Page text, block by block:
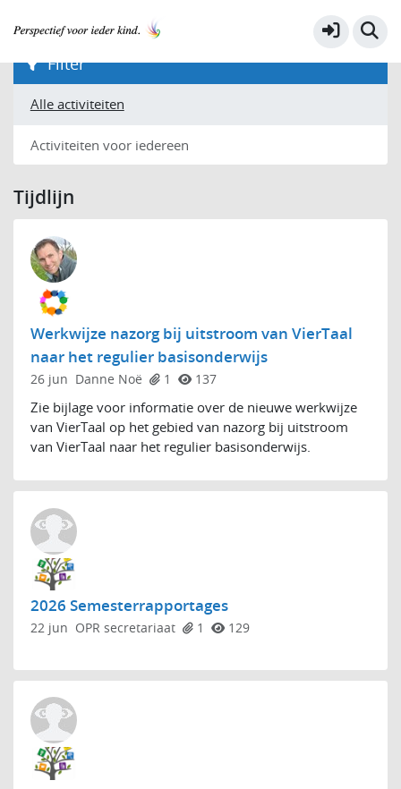
Filters Recent actief
Filter
Alle activiteiten
Activiteiten voor iedereen
Tijdlijn
Werkwijze nazorg bij uitstroom van VierTaal
naar het regulier basisonderwijs
26 jun Danne Noë 1 137
Zie bijlage voor informatie over de nieuwe werkwijze
van VierTaal op het gebied van nazorg bij uitstroom
van VierTaal naar het regulier basisonderwijs.
2026 Semesterrapportages
22 jun OPR secretariaat 1 129